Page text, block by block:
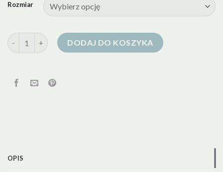
Rozmiar
ilość kurtka puchowa khakiDODAJ DO KOSZYKA
OPIS